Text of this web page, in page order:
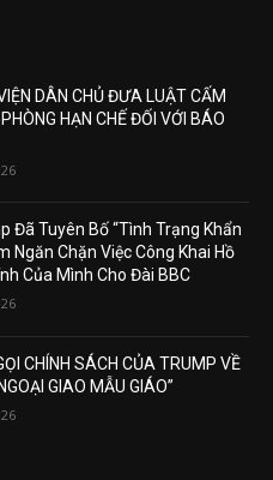
DÂN CHỦ ĐƯA LUẬT CẤM
HẠN CHẾ ĐỐI VỚI BÁO
Đã Tuyên Bố “Tình Trạng Khẩn
Ngăn Chặn Việc Công Khai Hồ
Của Mình Cho Đài BBC
CHÍNH SÁCH CỦA TRUMP VỀ
GIAO MẪU GIÁO”